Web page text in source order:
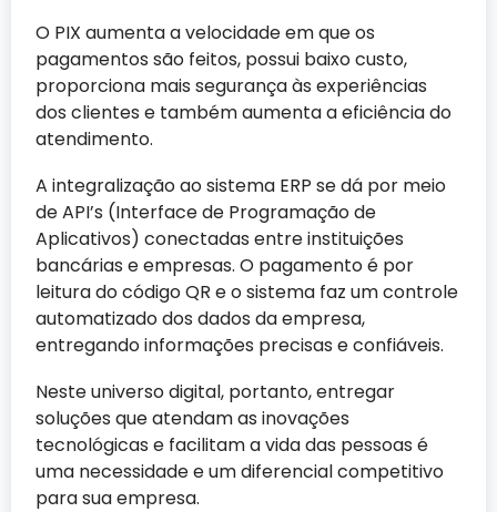
O PIX aumenta a velocidade em que os
pagamentos são feitos, possui baixo custo,
proporciona mais segurança às experiências
dos clientes e também aumenta a eficiência do
atendimento.
A integralização ao sistema ERP se dá por meio
de API’s (Interface de Programação de
Aplicativos) conectadas entre instituições
bancárias e empresas. O pagamento é por
leitura do código QR e o sistema faz um controle
automatizado dos dados da empresa,
entregando informações precisas e confiáveis.
Neste universo digital, portanto, entregar
soluções que atendam as inovações
tecnológicas e facilitam a vida das pessoas é
uma necessidade e um diferencial competitivo
para sua empresa.